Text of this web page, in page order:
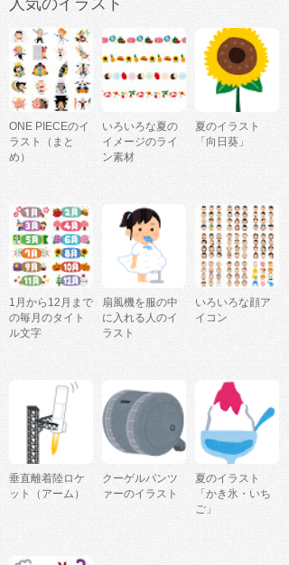
人気のイラスト
ONE PIECEのイ
ラスト（まと
め）
いろいろな夏の
イメージのライ
ン素材
夏のイラスト
「向日葵」
1月から12月まで
の毎月のタイト
ル文字
扇風機を服の中
に入れる人のイ
ラスト
いろいろな顔ア
イコン
垂直離着陸ロケ
ット（アーム）
クーゲルパンツ
ァーのイラスト
夏のイラスト
「かき氷・いち
ご」